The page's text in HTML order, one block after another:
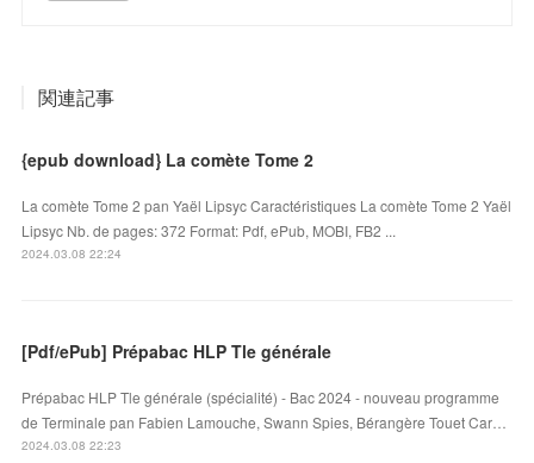
関連記事
{epub download} La comète Tome 2
La comète Tome 2 pan Yaël Lipsyc Caractéristiques La comète Tome 2 Yaël
Lipsyc Nb. de pages: 372 Format: Pdf, ePub, MOBI, FB2 ...
2024.03.08 22:24
[Pdf/ePub] Prépabac HLP Tle générale
Prépabac HLP Tle générale (spécialité) - Bac 2024 - nouveau programme
de Terminale pan Fabien Lamouche, Swann Spies, Bérangère Touet Car…
2024.03.08 22:23